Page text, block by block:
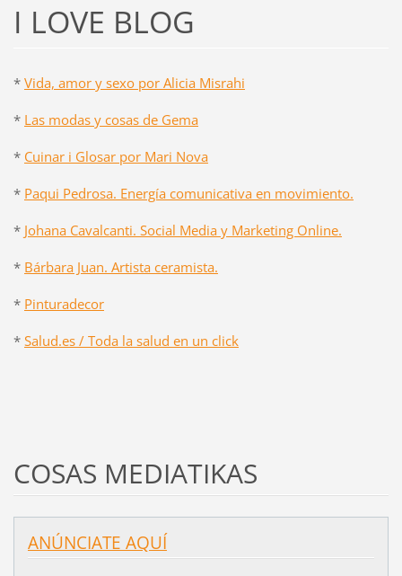
I LOVE BLOG
* Vida, amor y sexo por Alicia Misrahi
* Las modas y cosas de Gema
* Cuinar i Glosar por Mari Nova
* Paqui Pedrosa. Energía comunicativa en movimiento.
* Johana Cavalcanti. Social Media y Marketing Online.
* Bárbara Juan. Artista ceramista.
* Pinturadecor
* Salud.es / Toda la salud en un click
COSAS MEDIATIKAS
ANÚNCIATE AQUÍ